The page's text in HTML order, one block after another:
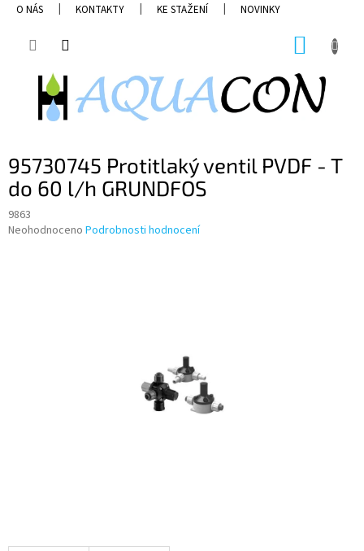
PřejítO NÁS KONTAKTY KE STAŽENÍ NOVINKY
95730745 Protitlaký ventil PVDF - T
do 60 l/h GRUNDFOS
9863
Průměrné
Neohodnoceno Podrobnosti hodnocení